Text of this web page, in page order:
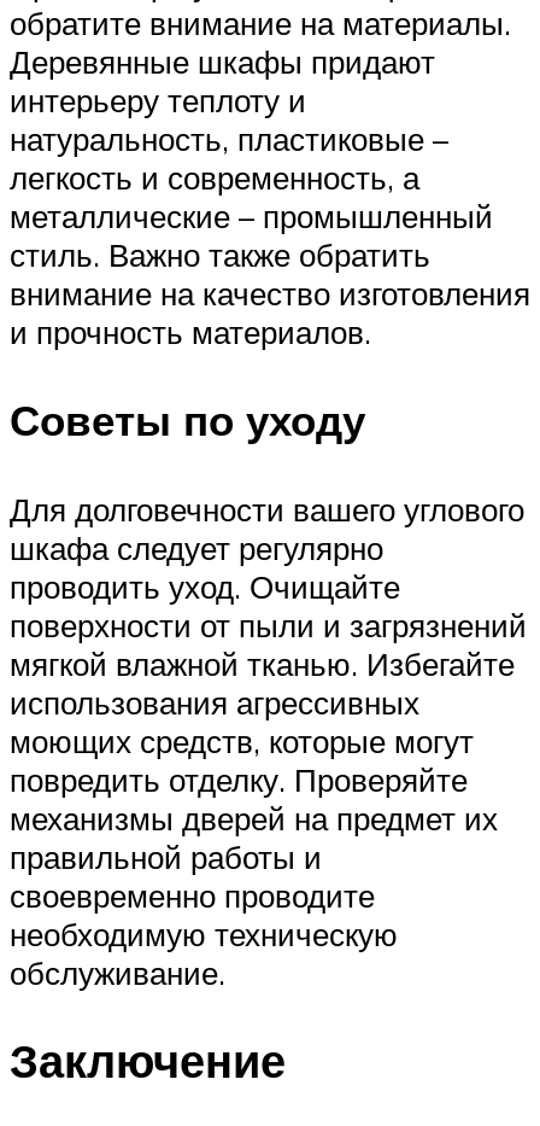
обратите внимание на материалы.
Деревянные шкафы придают
интерьеру теплоту и
натуральность, пластиковые –
легкость и современность, а
металлические – промышленный
стиль. Важно также обратить
внимание на качество изготовления
и прочность материалов.
Советы по уходу
Для долговечности вашего углового
шкафа следует регулярно
проводить уход. Очищайте
поверхности от пыли и загрязнений
мягкой влажной тканью. Избегайте
использования агрессивных
моющих средств, которые могут
повредить отделку. Проверяйте
механизмы дверей на предмет их
правильной работы и
своевременно проводите
необходимую техническую
обслуживание.
Заключение